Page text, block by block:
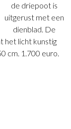
de driepoot is
uitgerust met een
dienblad. De
het licht kunstig
cm. 1.700 euro.